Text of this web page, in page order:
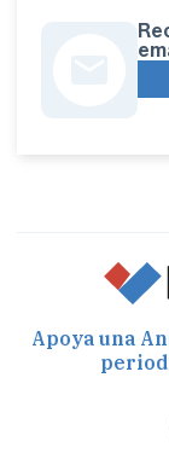
Apoya una